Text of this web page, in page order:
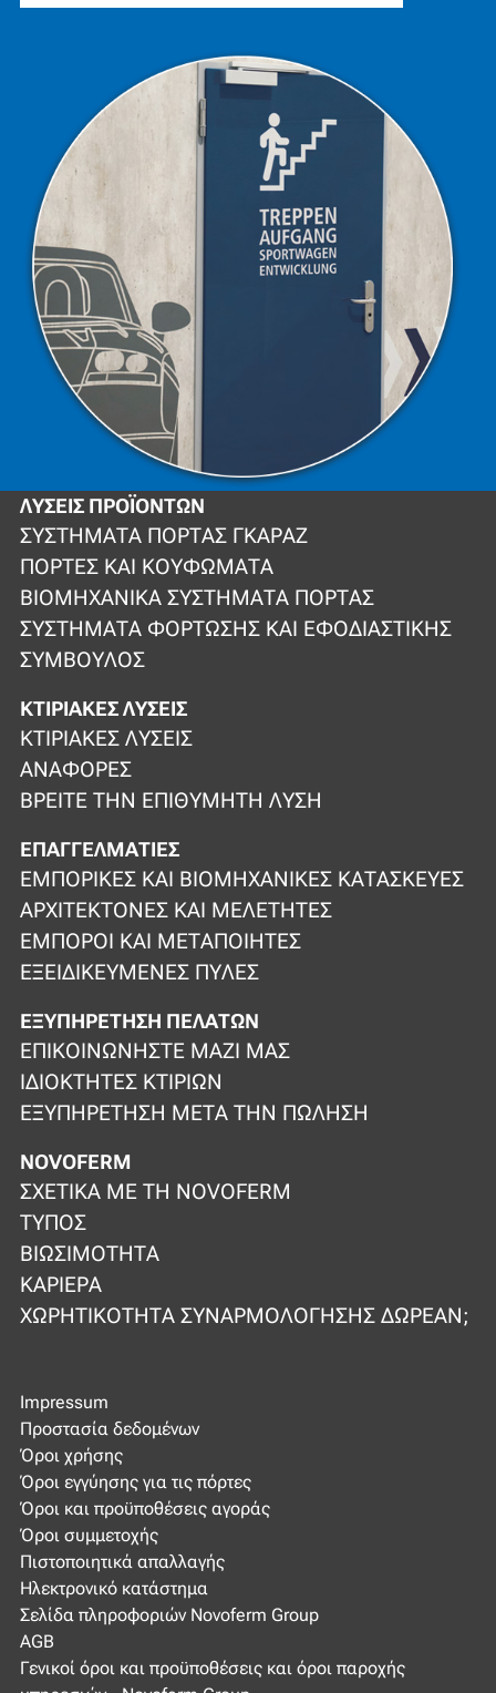
ΛΎΣΕΙΣ ΠΡΟΪΌΝΤΩΝ
ΣΥΣΤΉΜΑΤΑ ΠΌΡΤΑΣ ΓΚΑΡΆΖ
ΠΌΡΤΕΣ ΚΑΙ ΚΟΥΦΏΜΑΤΑ
ΒΙΟΜΗΧΑΝΙΚΆ ΣΥΣΤΉΜΑΤΑ ΠΌΡΤΑΣ
ΣΥΣΤΉΜΑΤΑ ΦΌΡΤΩΣΗΣ ΚΑΙ ΕΦΟΔΙΑΣΤΙΚΉΣ
ΣΎΜΒΟΥΛΟΣ
ΚΤΙΡΙΑΚΈΣ ΛΎΣΕΙΣ
ΚΤΙΡΙΑΚΈΣ ΛΎΣΕΙΣ
ΑΝΑΦΟΡΈΣ
ΒΡΕΊΤΕ ΤΗΝ ΕΠΙΘΥΜΗΤΉ ΛΎΣΗ
ΕΠΑΓΓΕΛΜΑΤΊΕΣ
ΕΜΠΟΡΙΚΈΣ ΚΑΙ ΒΙΟΜΗΧΑΝΙΚΈΣ ΚΑΤΑΣΚΕΥΈΣ
ΑΡΧΙΤΈΚΤΟΝΕΣ ΚΑΙ ΜΕΛΕΤΗΤΈΣ
ΈΜΠΟΡΟΙ ΚΑΙ ΜΕΤΑΠΟΙΗΤΈΣ
ΕΞΕΙΔΙΚΕΥΜΈΝΕΣ ΠΎΛΕΣ
ΕΞΥΠΗΡΈΤΗΣΗ ΠΕΛΑΤΏΝ
ΕΠΙΚΟΙΝΩΝΉΣΤΕ ΜΑΖΊ ΜΑΣ
ΙΔΙΟΚΤΉΤΕΣ ΚΤΙΡΊΩΝ
ΕΞΥΠΗΡΈΤΗΣΗ ΜΕΤΆ ΤΗΝ ΠΏΛΗΣΗ
NOVOFERM
ΣΧΕΤΙΚΆ ΜΕ ΤΗ NOVOFERM
ΤΎΠΟΣ
ΒΙΩΣΙΜΌΤΗΤΑ
ΚΑΡΙΈΡΑ
ΧΩΡΗΤΙΚΌΤΗΤΑ ΣΥΝΑΡΜΟΛΌΓΗΣΗΣ ΔΩΡΕΆΝ;
Impressum
Προστασία δεδομένων
Όροι χρήσης
Όροι εγγύησης για τις πόρτες
Όροι και προϋποθέσεις αγοράς
Όροι συμμετοχής
Πιστοποιητικά απαλλαγής
Ηλεκτρονικό κατάστημα
Σελίδα πληροφοριών Novoferm Group
AGB
Γενικοί όροι και προϋποθέσεις και όροι παροχής